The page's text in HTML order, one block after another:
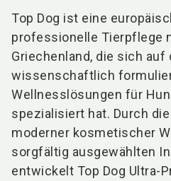
Top Dog ist eine
professionelle Tierpflege
Griechenland, die sich auf
wissenschaftlich
Wellnesslösungen für
spezialisiert hat. Durch
moderner kosmetischer
sorgfältig ausgewählten
entwickelt Top Dog Ultra-